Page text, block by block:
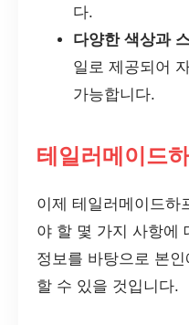
다.
다양한 색상과
일로 제공되어
가능합니다.
테일러메이드
이제 테일러메이드하
야 할 몇 가지 사항에
정보를 바탕으로 본
할 수 있을 것입니다.